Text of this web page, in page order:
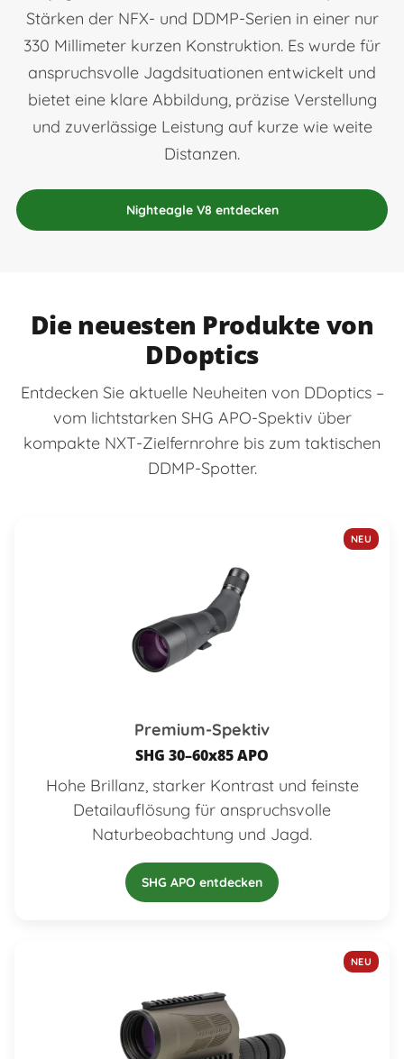
Stärken der NFX- und DDMP-Serien in einer nur
330 Millimeter kurzen Konstruktion. Es wurde für
anspruchsvolle Jagdsituationen entwickelt und
bietet eine klare Abbildung, präzise Verstellung
und zuverlässige Leistung auf kurze wie weite
Distanzen.
Nighteagle V8 entdecken
Die neuesten Produkte von
DDoptics
Entdecken Sie aktuelle Neuheiten von DDoptics –
vom lichtstarken SHG APO-Spektiv über
kompakte NXT-Zielfernrohre bis zum taktischen
DDMP-Spotter.
NEU
Premium-Spektiv
SHG 30–60x85 APO
Hohe Brillanz, starker Kontrast und feinste
Detailauflösung für anspruchsvolle
Naturbeobachtung und Jagd.
SHG APO entdecken
NEU